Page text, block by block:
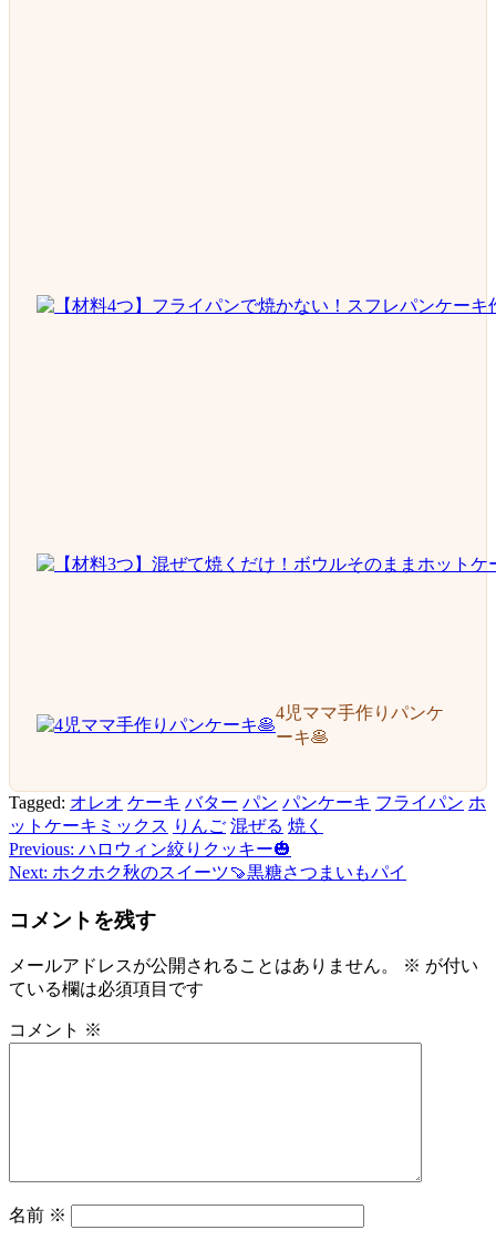
4児ママ手作りパンケ
ーキ🥞
Tagged: オレオ ケーキ バター パン パンケーキ フライパン ホ
ットケーキミックス りんご 混ぜる 焼く
投
稿
ナ
ビ
ゲ
ー
Previous: ハロウィン絞りクッキー🎃
Next: ホクホク秋のスイーツ🍠黒糖さつまいもパイ
コメントを残す
メールアドレスが公開されることはありません。 ※ が付い
ている欄は必須項目です
コメント ※
名前 ※